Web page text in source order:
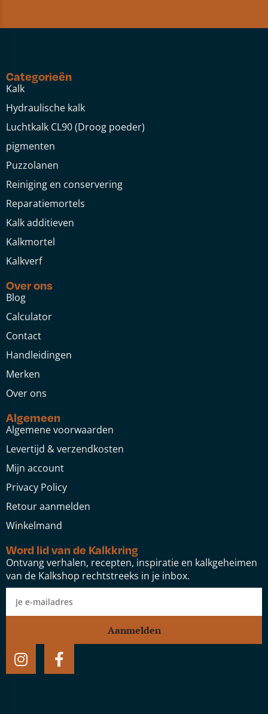
Categorieën
Kalk
Hydraulische kalk
Luchtkalk CL90 (Droog poeder)
pigmenten
Puzzolanen
Reiniging en conservering
Reparatiemortels
Kalk additieven
Kalkmortel
Kalkverf
Over ons
Blog
Calculator
Contact
Handleidingen
Merken
Over ons
Algemeen
Algemene voorwaarden
Levertijd & verzendkosten
Mijn account
Privacy Policy
Retour aanmelden
Winkelmand
Word lid van de Kalkkring
Ontvang verhalen, recepten, inspiratie en kalkgeheimen
van de Kalkshop rechtstreeks in je inbox.
Aanmelden